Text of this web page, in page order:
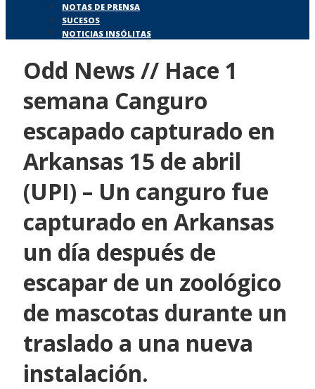
NOTAS DE PRENSA
SUCESOS
NOTICIAS INSÓLITAS
Odd News // Hace 1
semana Canguro
escapado capturado en
Arkansas 15 de abril
(UPI) – Un canguro fue
capturado en Arkansas
un día después de
escapar de un zoológico
de mascotas durante un
traslado a una nueva
instalación.